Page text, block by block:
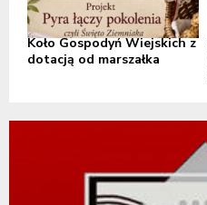
Koło Gospodyń Wiejskich z
dotacją od marszałka